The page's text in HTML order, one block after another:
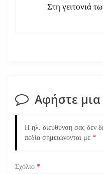
η
ά
θ
Στη γειτονιά
Αφήστε
Η ηλ. διεύθυνση σας δεν
πεδία σημειώνονται με *
Σχόλιο *